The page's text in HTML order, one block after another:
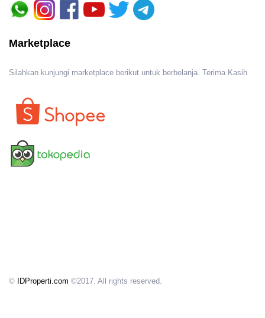
Marketplace
Silahkan kunjungi marketplace berikut untuk berbelanja. Terima Kasih
© IDProperti.com ©2017. All rights reserved.